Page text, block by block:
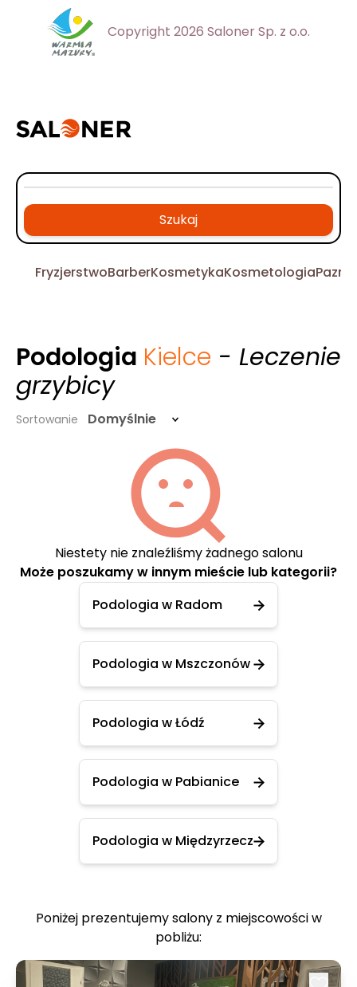
Copyright 2026 Saloner Sp. z o.o.
Szukaj
FryzjerstwoBarberKosmetykaKosmetologia
Podologia Kielce - Leczenie
grzybicy
Sortowanie Domyślnie
Niestety nie znaleźliśmy żadnego salonu
Może poszukamy w innym mieście lub kategorii?
Podologia w Radom
Podologia w Mszczonów
Podologia w Łódź
Podologia w Pabianice
Podologia w Międzyrzecz
Poniżej prezentujemy salony z miejscowości w
pobliżu: